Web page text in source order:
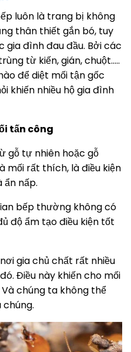
luôn là trang bị không
thân thiết gắn bó, tuy
gia đình đau đầu. Bởi các
từ kiến, gián, chuột…..
để diệt mối tận gốc
khiến nhiều hộ gia đình
tấn công
gỗ tự nhiên hoặc gỗ
mối rất thích, là điều kiện
nấp.
bếp thường không có
độ ẩm tạo điều kiện tốt
gia chủ chất rất nhiều
Điều này khiến cho mối
chúng ta không thể